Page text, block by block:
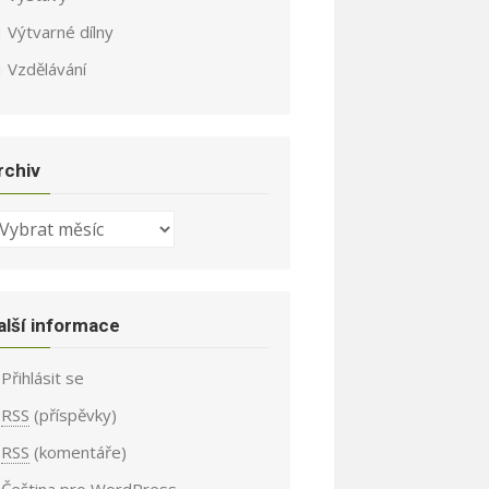
Výtvarné dílny
Vzdělávání
informace
Přihlásit se
RSS (příspěvky)
RSS (komentáře)